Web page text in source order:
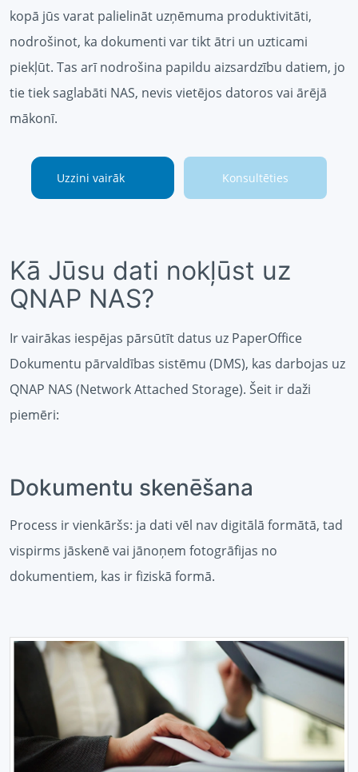
kopā jūs varat palielināt uzņēmuma produktivitāti,
nodrošinot, ka dokumenti var tikt ātri un uzticami
piekļūt. Tas arī nodrošina papildu aizsardzību datiem, jo
tie tiek saglabāti NAS, nevis vietējos datoros vai ārējā
mākonī.
Uzzini vairāk Konsultēties
Kā Jūsu dati nokļūst uz
QNAP NAS?
Ir vairākas iespējas pārsūtīt datus uz PaperOffice
Dokumentu pārvaldības sistēmu (DMS), kas darbojas uz
QNAP NAS (Network Attached Storage). Šeit ir daži
piemēri:
Dokumentu skenēšana
Process ir vienkāršs: ja dati vēl nav digitālā formātā, tad
vispirms jāskenē vai jānoņem fotogrāfijas no
dokumentiem, kas ir fiziskā formā.